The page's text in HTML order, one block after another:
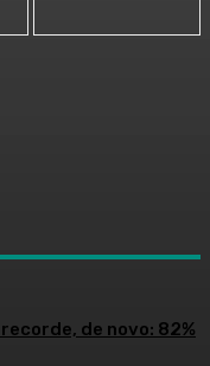
de novo: 82%